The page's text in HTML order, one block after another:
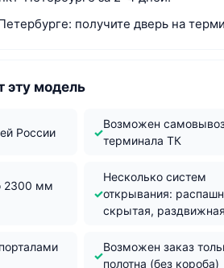
получите дверь на
эту модель
России
Возможен
терминала ТК
2300 мм
Несколько систем
открывания:
скрытая, раздвижная
Возможен заказ
полотна (без короба)